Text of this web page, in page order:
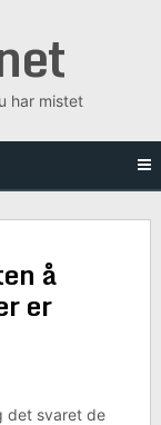
har mistet
å
er
det svaret de